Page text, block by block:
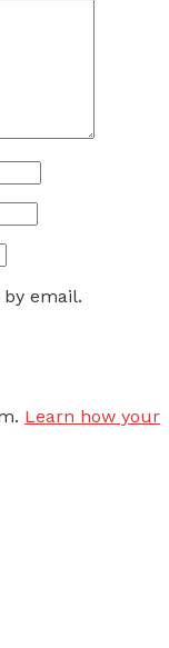
email.
Learn how your